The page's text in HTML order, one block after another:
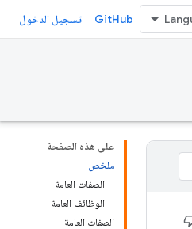
GitHub تسجيل الدخول
على هذه الصفحة
ملخص
الصفات العامة
الوظائف العامة
الصفات العامة